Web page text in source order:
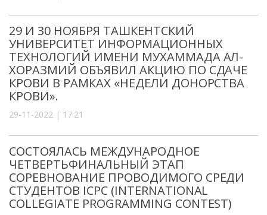
29 И 30 НОЯБРЯ ТАШКЕНТСКИЙ
УНИВЕРСИТЕТ ИНФОРМАЦИОННЫХ
ТЕХНОЛОГИЙ ИМЕНИ МУХАММАДА АЛ-
ХОРАЗМИЙ ОБЪЯВИЛ АКЦИЮ ПО СДАЧЕ
КРОВИ В РАМКАХ «НЕДЕЛИ ДОНОРСТВА
КРОВИ».
29-11-2022 | 17:21
СОСТОЯЛАСЬ МЕЖДУНАРОДНОЕ
ЧЕТВЕРТЬФИНАЛЬНЫЙ ЭТАП
СОРЕВНОВАНИЕ ПРОВОДИМОГО СРЕДИ
СТУДЕНТОВ ICPC (INTERNATIONAL
COLLEGIATE PROGRAMMING CONTEST)